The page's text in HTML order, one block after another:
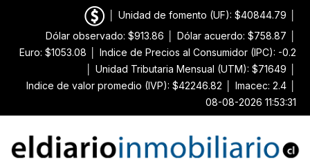
Unidad de fomento (UF): $40844.79
Dólar observado: $913.86
Dólar acuerdo: $758.87
Euro: $1053.08
Indice de Precios al Consumidor (IPC): -0.2
Unidad Tributaria Mensual (UTM): $71649
Indice de valor promedio (IVP): $42246.82
Imacec: 2.4
08-08-2026 11:53:31